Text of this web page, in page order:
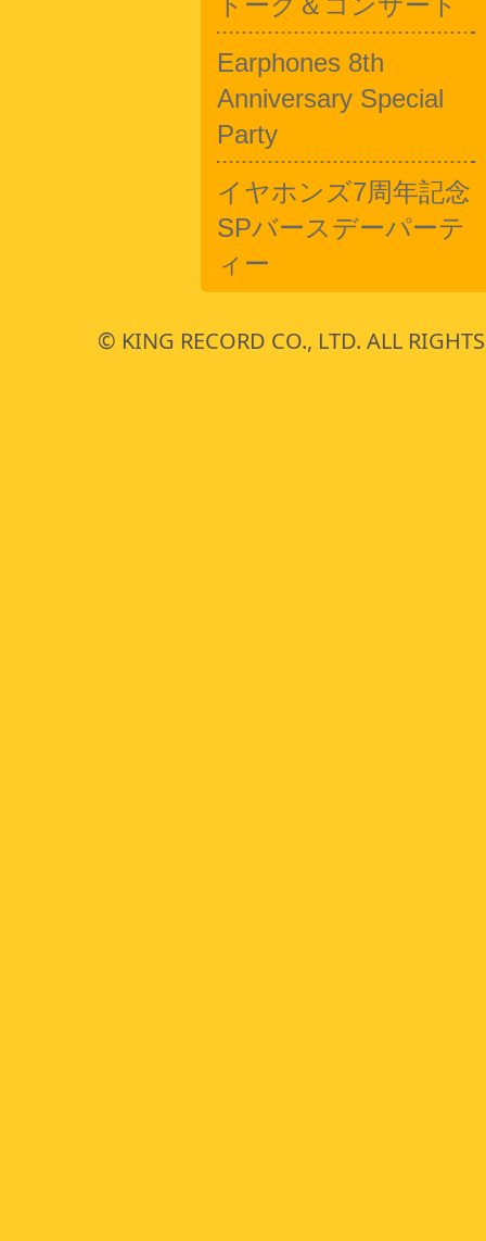
Earphones 8th
Anniversary Special
Party
イヤホンズ7周年記念
SPバースデーパーテ
ィー
© KING RECORD CO., LTD. ALL RIGHTS